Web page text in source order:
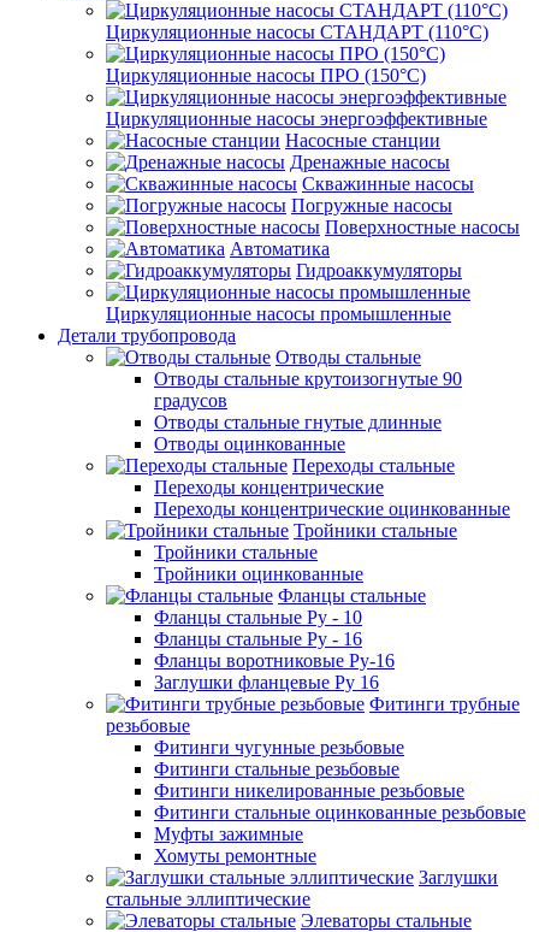
Циркуляционные насосы СТАНДАРТ (110°C)
Циркуляционные насосы ПРО (150°C)
Циркуляционные насосы энергоэффективные
Насосные станции
Дренажные насосы
Скважинные насосы
Погружные насосы
Поверхностные насосы
Автоматика
Гидроаккумуляторы
Циркуляционные насосы промышленные
Детали трубопровода
Отводы стальные
Отводы стальные крутоизогнутые 90
градусов
Отводы стальные гнутые длинные
Отводы оцинкованные
Переходы стальные
Переходы концентрические
Переходы концентрические оцинкованные
Тройники стальные
Тройники стальные
Тройники оцинкованные
Фланцы стальные
Фланцы стальные Ру - 10
Фланцы стальные Ру - 16
Фланцы воротниковые Ру-16
Заглушки фланцевые Ру 16
Фитинги трубные
резьбовые
Фитинги чугунные резьбовые
Фитинги стальные резьбовые
Фитинги никелированные резьбовые
Фитинги стальные оцинкованные резьбовые
Муфты зажимные
Хомуты ремонтные
Заглушки
стальные эллиптические
Элеваторы стальные